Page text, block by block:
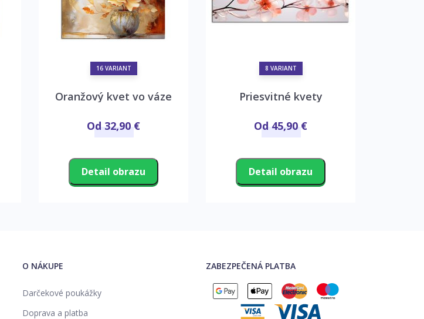
16 VARIANT
Oranžový kvet vo váze
Od 32,90 €
Detail obrazu
8 VARIANT
Priesvitné kvety
Od 45,90 €
Detail obrazu
O NÁKUPE
Darčekové poukážky
Doprava a platba
ZABEZPEČENÁ PLATBA